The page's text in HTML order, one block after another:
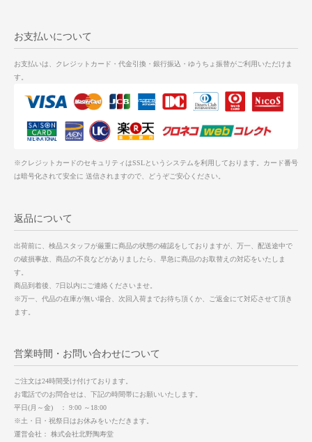
お支払いについて
お支払いは、クレジットカード・代金引換・銀行振込・ゆうちょ振替がご利用いただけま
す。
※クレジットカードのセキュリティはSSLというシステムを利用しております。カード番号
は暗号化されて安全に 送信されますので、どうぞご安心ください。
返品について
出荷前に、検品スタッフが厳重に商品の状態の確認をしておりますが、万一、配送途中で
の破損事故、商品の不良などがありましたら、早急に商品のお取替えの対応をいたしま
す。
商品到着後、7日以内にご連絡くださいませ。
※万一、代品の在庫が無い場合、次回入荷までお待ち頂くか、ご返金にて対応させて頂き
ます。
営業時間・お問い合わせについて
ご注文は24時間受け付けております。
お電話でのお問合せは、下記の時間帯にお願いいたします。
平日(月～金) ： 9:00 ～18:00
※土・日・祝祭日はお休みをいただきます。
運営会社： 株式会社北野陶寿堂